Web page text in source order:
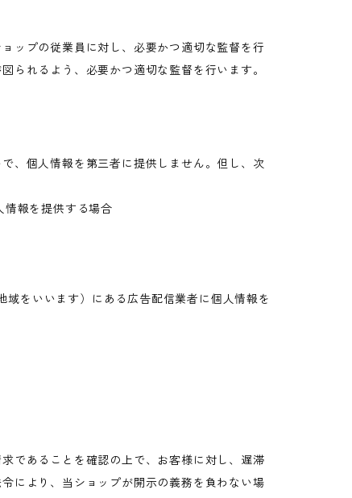
ップの従業員に対し、必要かつ適切な監督を行
られるよう、必要かつ適切な監督を行います。
、個人情報を第三者に提供しません。但し、次
情報を提供する場合
をいいます）にある広告配信業者に個人情報を
であることを確認の上で、お客様に対し、遅滞
により、当ショップが開示の義務を負わない場